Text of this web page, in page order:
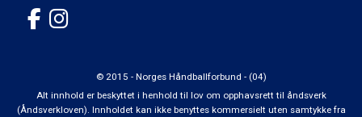
© 2015 - Norges Håndballforbund - (04)
Alt innhold er beskyttet i henhold til lov om opphavsrett til åndsverk
(Åndsverkloven). Innholdet kan ikke benyttes kommersielt uten samtykke fra